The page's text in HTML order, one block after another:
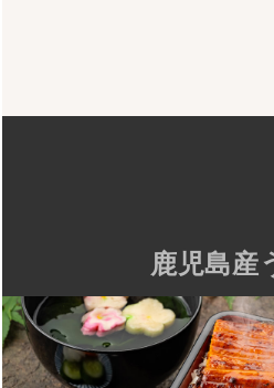
鹿児島産